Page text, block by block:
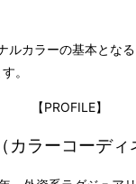
ルカラーの基本とな
。
【PROFILE】
カラーコーディ